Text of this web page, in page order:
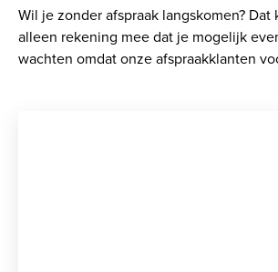
Wil je zonder afspraak langskomen? Dat
alleen rekening mee dat je mogelijk
wachten omdat onze afspraakklanten